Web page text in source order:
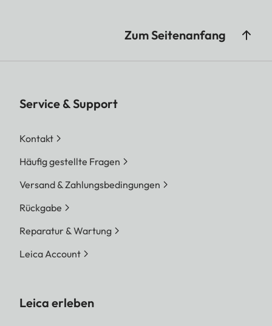
Zum Seitenanfang
Service & Support
Kontakt
Häufig gestellte Fragen
Versand & Zahlungsbedingungen
Rückgabe
Reparatur & Wartung
Leica Account
Leica erleben